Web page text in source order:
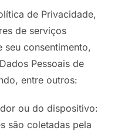
de Privacidade,
de serviços
seu consentimento,
Pessoais de
entre outros:
ou do dispositivo:
são coletadas pela